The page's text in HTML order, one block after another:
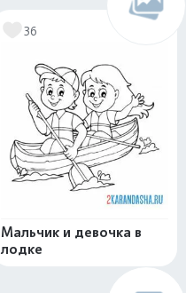
36
Мальчик и девочка в
лодке